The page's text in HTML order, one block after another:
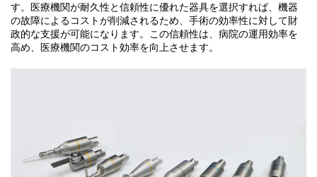
す。医療機関が耐久性と信頼性に優れた器具を選択すれば、機器
の故障によるコストが削減されるため、手術の効率性に対して財
政的な支援が可能になります。この信頼性は、病院の運用効率を
高め、医療機関のコスト効率を向上させます。